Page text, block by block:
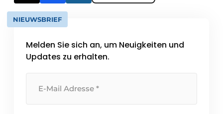
NIEUWSBRIEF
Melden Sie sich an, um Neuigkeiten und
Updates zu erhalten.